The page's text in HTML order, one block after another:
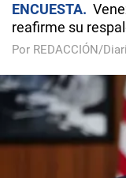
ENCUESTA
reafirme su
Por REDACCIÓN/